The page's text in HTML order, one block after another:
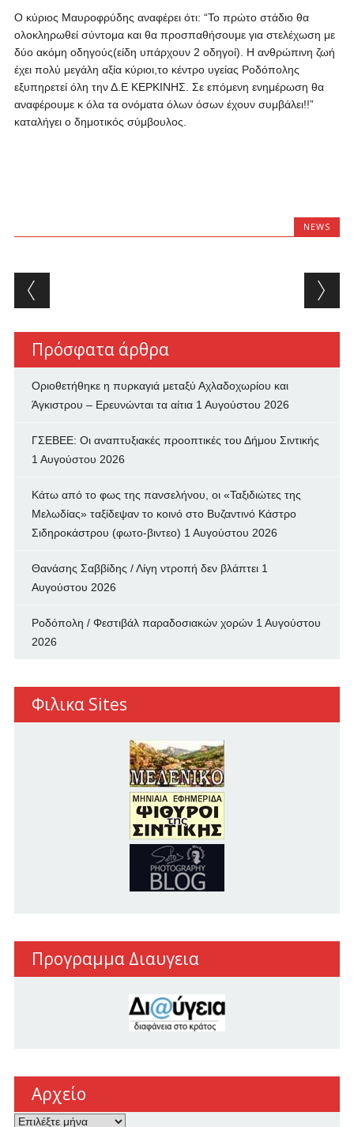
Ο κύριος Μαυρoφρύδης αναφέρει ότι: “Το πρώτο στάδιο θα
ολοκληρωθεί σύντομα και θα προσπαθήσουμε για στελέχωση με
δύο ακόμη οδηγούς(είδη υπάρχουν 2 οδηγοί). Η ανθρώπινη ζωή
έχει πολύ μεγάλη αξία κύριοι,το κέντρο υγείας Ροδόπολης
εξυπηρετεί όλη την Δ.Ε ΚΕΡΚΙΝΗΣ. Σε επόμενη ενημέρωση θα
αναφέρουμε κ όλα τα ονόματα όλων όσων έχουν συμβάλει!!”
καταλήγει ο δημοτικός σύμβουλος.
NEWS
Post navigation
Πρόσφατα άρθρα
Οριοθετήθηκε η πυρκαγιά μεταξύ Αχλαδοχωρίου και
Άγκιστρου – Ερευνώνται τα αίτια 1 Αυγούστου 2026
ΓΣΕΒΕΕ: Οι αναπτυξιακές προοπτικές του Δήμου Σιντικής
1 Αυγούστου 2026
Κάτω από το φως της πανσελήνου, οι «Ταξιδιώτες της
Μελωδίας» ταξίδεψαν το κοινό στο Βυζαντινό Κάστρο
Σιδηροκάστρου (φωτο-βιντεο) 1 Αυγούστου 2026
Θανάσης Σαββίδης / Λίγη ντροπή δεν βλάπτει 1
Αυγούστου 2026
Ροδόπολη / Φεστιβάλ παραδοσιακών χορών 1 Αυγούστου
2026
Φιλικα Sites
Προγραμμα Διαυγεια
Αρχείο
Αρχείο